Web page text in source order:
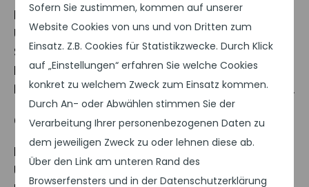
Sofern Sie zustimmen, kommen auf unserer
Website Cookies von uns und von Dritten zum
Einsatz. Z.B. Cookies für Statistikzwecke. Durch Klick
auf „Einstellungen“ erfahren Sie welche Cookies
konkret zu welchem Zweck zum Einsatz kommen.
Durch An- oder Abwählen stimmen Sie der
Verarbeitung Ihrer personenbezogenen Daten zu
dem jeweiligen Zweck zu oder lehnen diese ab.
Über den Link am unteren Rand des
Browserfensters und in der Datenschutzerklärung
Das visuelle Erscheinungsbild eines
Unternehmens, einschließlich Logo, Farben,
Schriftarten und Layouts, das eine
konsistente Markenidentität über alle
Kommunikationskanäle hinweg gewährleistet.
Corporate Identity
Das Gesamterscheinungsbild eines
Unternehmens, einschließlich visueller